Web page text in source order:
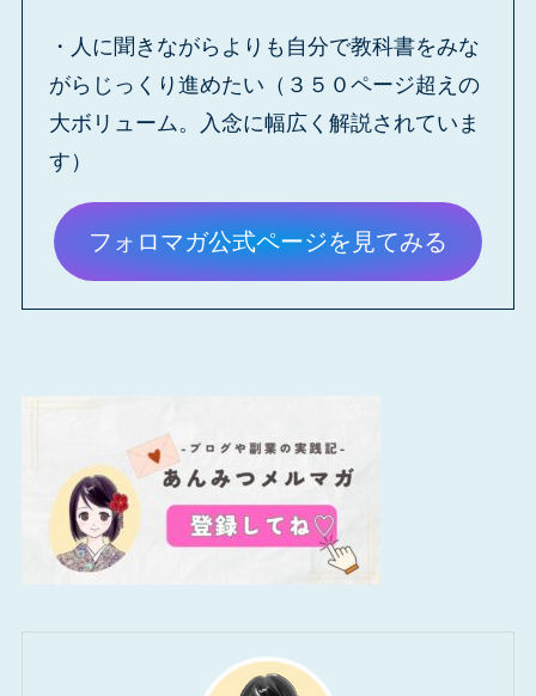
・人に聞きながらよりも自分で教科書をみな
がらじっくり進めたい（３５０ページ超えの
大ボリューム。入念に幅広く解説されていま
す）
フォロマガ公式ページを見てみる